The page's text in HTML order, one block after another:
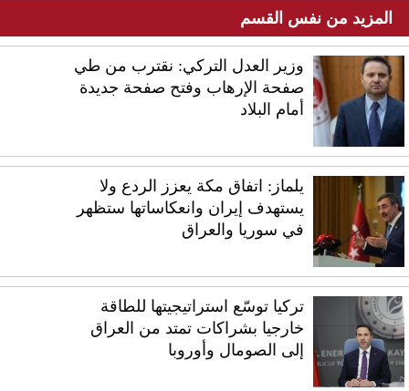
المزيد من نفس القسم
وزير العدل التركي: نقترب من طي
صفحة الإرهاب وفتح صفحة جديدة
أمام البلاد
يلماز: اتفاق مكة يعزز الردع ولا
يستهدف إيران وانعكاساتها ستظهر
في سوريا والعراق
تركيا توسّع استراتيجيتها للطاقة
خارجيا بشراكات تمتد من العراق
إلى الصومال وأوروبا